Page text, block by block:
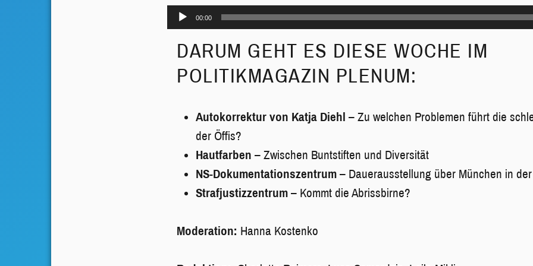
Audio-
Player
00:00
DARUM GEHT ES DIESE WOCHE IM
POLITIKMAGAZIN PLENUM:
Autokorrektur von Katja Diehl – Zu welchen Problemen führt die
der Öffis?
Hautfarben– Zwischen Buntstiften und Diversität
NS-Dokumentationszentrum – Dauerausstellung über München in
Strafjustizzentrum – Kommt die Abrissbirne?
Moderation: Hanna Kostenko